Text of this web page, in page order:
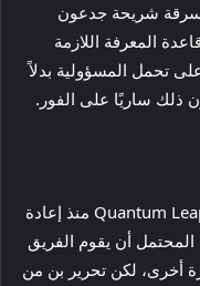
سرقة شريحة جدعون
المعرفة اللازمة
تحمل المسؤولية بدلاً
ذلك ساريًا على الفور.
لقد كان ماجيك لاعبًا رئيسيًا في مشروع Quantum Leap منذ إعادة
أن يقوم الفريق
أخرى، لكن تحرير بن من